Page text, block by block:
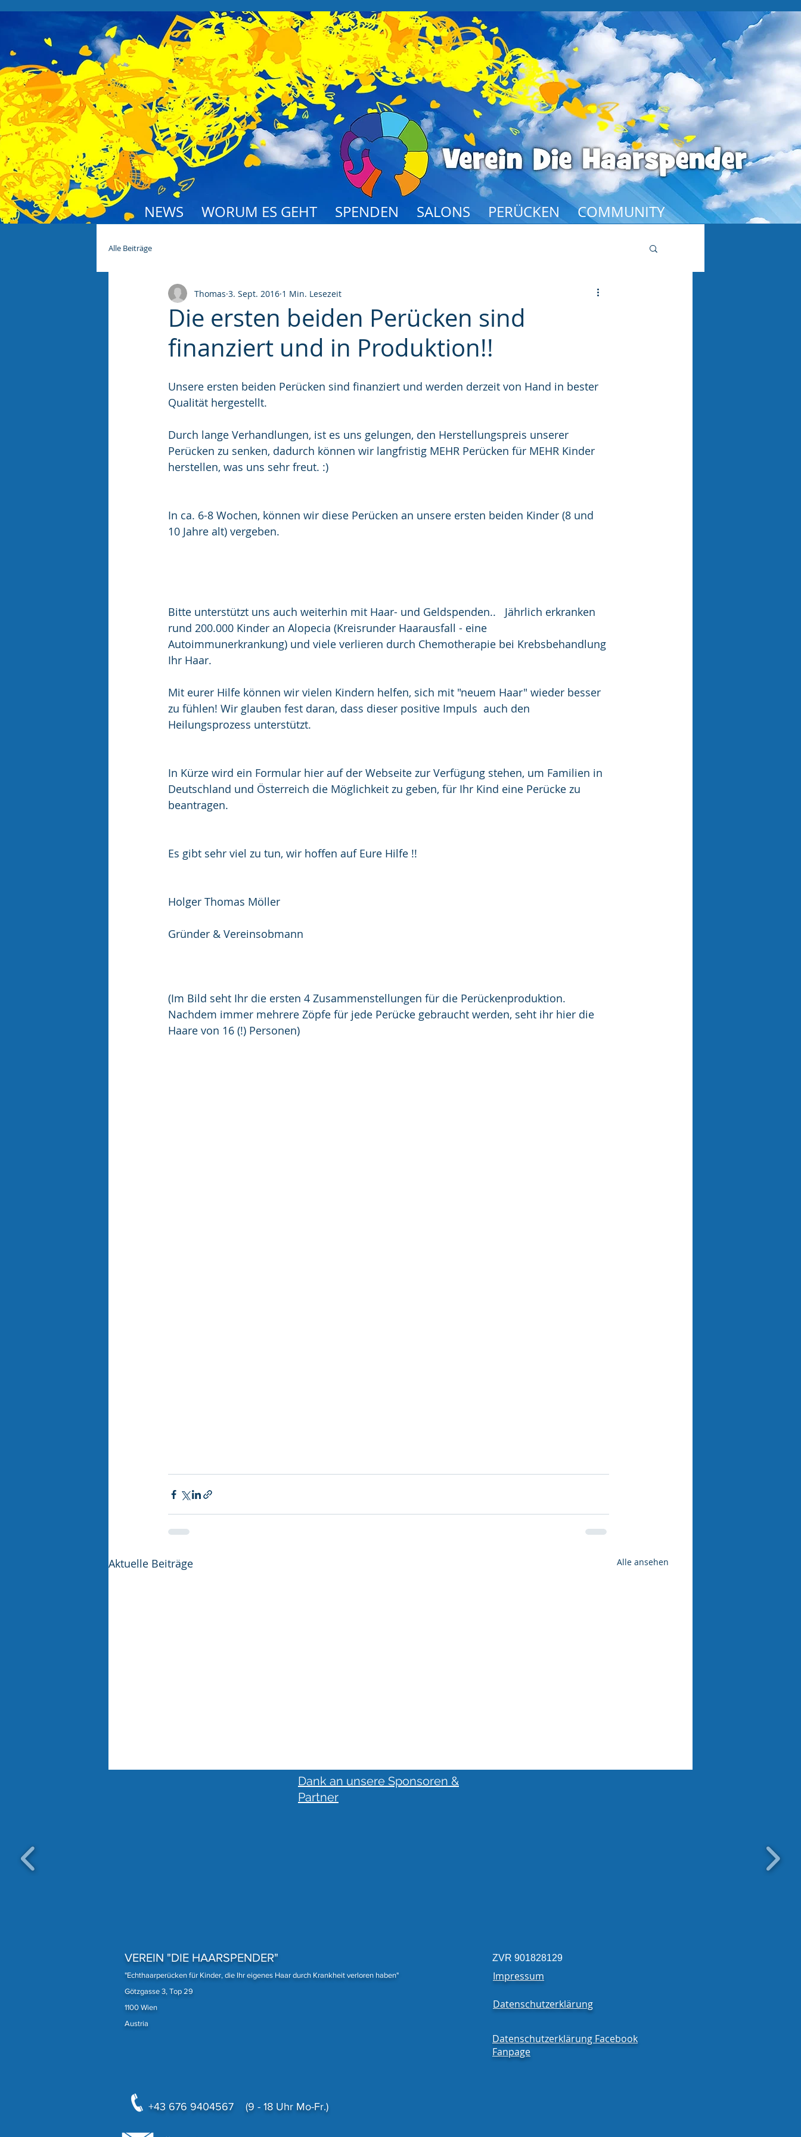
NEWS WORUM ES GEHT SPENDEN SALONS PERÜCKEN COMMUNITY
Alle Beiträge
Die ersten beiden Perücken sind
finanziert und in Produktion!!
Thomas 3. Sept. 2016 1 Min. Lesezeit
Unsere ersten beiden Perücken sind finanziert und werden derzeit von Hand in bester
Qualität hergestellt.
Durch lange Verhandlungen, ist es uns gelungen, den Herstellungspreis unserer
Perücken zu senken, dadurch können wir langfristig MEHR Perücken für MEHR Kinder
herstellen, was uns sehr freut. :)
In ca. 6-8 Wochen, können wir diese Perücken an unsere ersten beiden Kinder (8 und
10 Jahre alt) vergeben.
Bitte unterstützt uns auch weiterhin mit Haar- und Geldspenden..   Jährlich erkranken
rund 200.000 Kinder an Alopecia (Kreisrunder Haarausfall - eine
Autoimmunerkrankung) und viele verlieren durch Chemotherapie bei Krebsbehandlung
Ihr Haar.
Mit eurer Hilfe können wir vielen Kindern helfen, sich mit "neuem Haar" wieder besser
zu fühlen! Wir glauben fest daran, dass dieser positive Impuls  auch den
Heilungsprozess unterstützt.
In Kürze wird ein Formular hier auf der Webseite zur Verfügung stehen, um Familien in
Deutschland und Österreich die Möglichkeit zu geben, für Ihr Kind eine Perücke zu
beantragen.
Es gibt sehr viel zu tun, wir hoffen auf Eure Hilfe !!
Holger Thomas Möller
Gründer & Vereinsobmann
(Im Bild seht Ihr die ersten 4 Zusammenstellungen für die Perückenproduktion.
Nachdem immer mehrere Zöpfe für jede Perücke gebraucht werden, seht ihr hier die
Haare von 16 (!) Personen)
Aktuelle Beiträge Alle ansehen
Dank an unsere Sponsoren &
Partner
VEREIN "DIE HAARSPENDER"
"Echthaarperücken für Kinder, die Ihr eigenes Haar durch Krankheit verloren haben"
Götzgasse 3, Top 29
1100 Wien
Austria
ZVR 901828129
Impressum
Datenschutzerklärung
Datenschutzerklärung Facebook
Fanpage
+43 676 9404567 (9 - 18 Uhr Mo-Fr.)